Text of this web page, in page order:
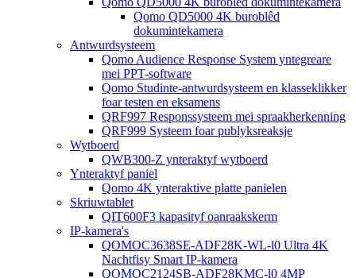
Qomo QD5000 4K buroblêd
dokumintekamera
Antwurdsysteem
Qomo Audience Response System yntegreare
mei PPT-software
Qomo Studinte-antwurdsysteem en klasseklikker
foar testen en eksamens
QRF997 Responssysteem mei spraakherkenning
QRF999 Systeem foar publyksreaksje
Wytboerd
QWB300-Z ynteraktyf wytboerd
Ynteraktyf paniel
Qomo 4K ynteraktive platte panielen
Skriuwtablet
QIT600F3 kapasityf oanraakskerm
IP-kamera's
QOMOC3638SE-ADF28K-WL-l0 ​​Ultra 4K
Nachtfisy Smart IP-kamera
QOMOC2124SB-ADF28KMC-l0 4MP